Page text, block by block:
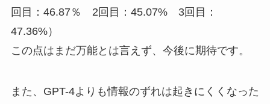
回目：46.87％ 2回目：45.07% 3回目：
47.36%）
この点はまだ万能とは言えず、今後に期待です。
また、GPT-4よりも情報のずれは起きにくくなった